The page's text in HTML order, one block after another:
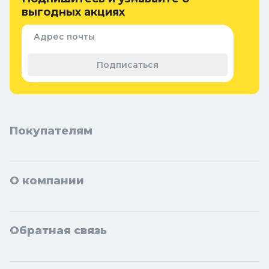
инструментов в Колорлон
Интернет-магазин Колорлон предлагает большой выбор
многофункциональных инструментов по выгодным ценам для
Подольск, Химки, Мытищи, Королёв, Люберцы, Красногорск,
Одинцово, Домодедово, Электросталь, Коломна, Щёлково,
Серпухов, Долгопрудный, Раменское, Реутов, Жуковский,
Наро-Фоминск, Дмитров, Лыткарино, Павловский Посад,
Ступино, Котельники, Фрязино, Дзержинский, Солнечногорск,
выгодных акциях
Адрес почты
Подписаться
Покупателям
О компании
Обратная связь